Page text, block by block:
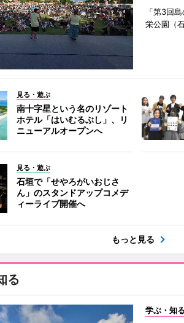
「第3回
栄公園（
見る・遊ぶ
南十字星という名のリゾート
ホテル「はいむるぶし」、リ
ニューアルオープンへ
見る・遊ぶ
石垣で「せやろがいおじさ
ん」のスタンドアップコメデ
ィーライブ開催へ
もっと見る
る
学ぶ・知る